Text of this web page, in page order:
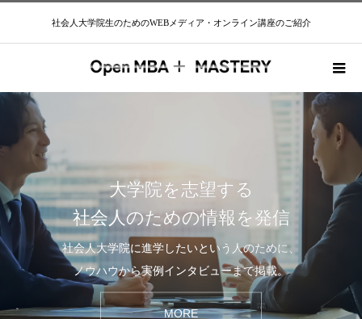
社会人大学院生のためのWEBメディア・オンライン講座のご紹介